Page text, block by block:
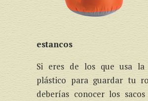
estancos
Si eres de los que usa la
plástico para guardar tu
deberías conocer los sacos